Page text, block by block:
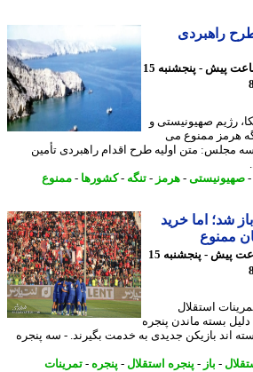
راهبردی
30 ساعت پیش - پنجشنبه 15
صهیونیستی و
ممنوع می
متن اولیه طرح اقدام راهبردی تأمین
-هرمز- تنگه -کشورها- ممنوع
اما خرید
33 ساعت پیش - پنجشنبه 15
استقلال
بسته ماندن پنجره
اند بازیکن جدیدی به خدمت بگیرند. - سه پنجره
-باز - پنجره استقلال-پنجره-تمرینات